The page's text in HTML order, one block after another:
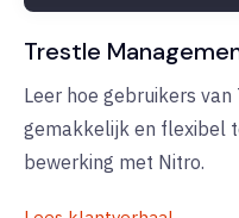
Trestle
Leer hoe gebruikers
gemakkelijk en flexibel
bewerking met Nitro.